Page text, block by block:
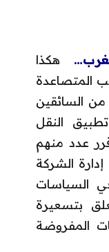
هكذا
المتصاعدة
السائقين
النقل
عدد منهم
الشركة
السياسات
بتسعيرة
المفروضة